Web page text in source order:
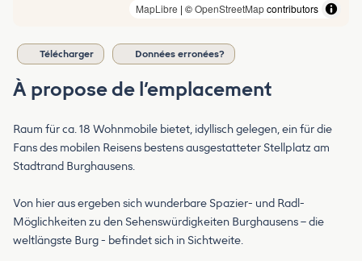
MapLibre | ©OpenStreetMapcontributors
Télécharger Données erronées?
À propose de l’emplacement
Raum für ca. 18 Wohnmobile bietet, idyllisch gelegen, ein für die
Fans des mobilen Reisens bestens ausgestatteter Stellplatz am
Stadtrand Burghausens.
Von hier aus ergeben sich wunderbare Spazier- und Radl-
Möglichkeiten zu den Sehenswürdigkeiten Burghausens – die
weltlängste Burg - befindet sich in Sichtweite.